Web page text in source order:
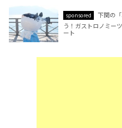
sponsored
下関の
う！ガストロノミー
ート